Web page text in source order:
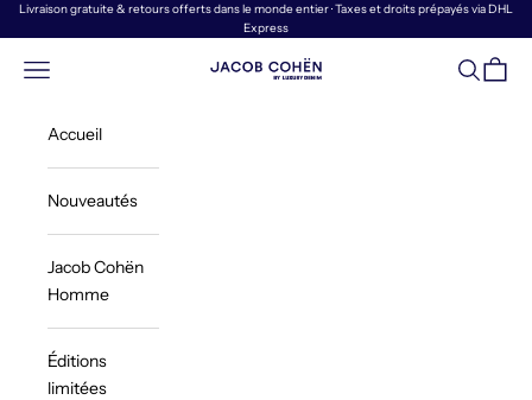
Passer au contenu
Livraison gratuite & retours offerts dans le monde entier · Taxes et droits prépayés via DHL
Express
Jacob Cohën | Luxury Denim
Menu Panier
Accueil
Nouveautés
Jacob Cohën
Homme
Éditions
limitées